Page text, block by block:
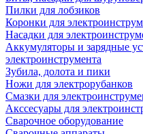
Пилки для лобзиков
Коронки для
Насадки для
Аккумуляторы и зарядные
электроинструмента
Зубила, долота и пики
Ножи для электрорубанков
Смазки для
Акссесуары для
Сварочное оборудование